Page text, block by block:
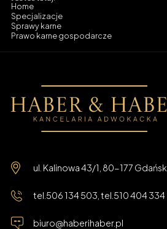
Home
Specjalizacje
Sprawy karne
Prawo karne gospodarcze
ul. Kalinowa 43/1, 80-177 Gdańsk
tel. 506 134 503 , tel. 510 404 334
biuro@haberihaber.pl